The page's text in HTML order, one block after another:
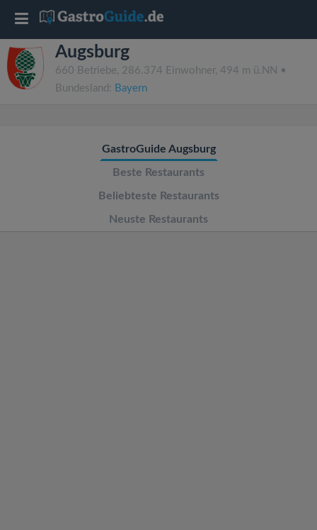
Augsburg
660 Betriebe, 286.374 Einwohner, 494 m ü.NN •
Bundesland: Bayern
GastroGuide Augsburg
Beste Restaurants
Beliebteste Restaurants
Neuste Restaurants
T
o
g